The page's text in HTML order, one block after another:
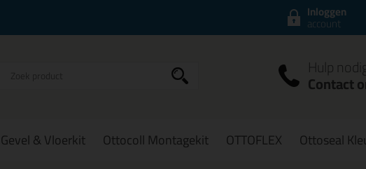
Inloggen
account
Hulp
Contact
Gevel & Vloerkit Ottocoll Montagekit OTTOFLEX Ottoseal